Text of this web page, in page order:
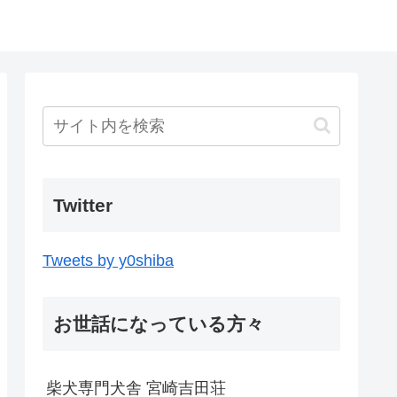
Twitter
Tweets by y0shiba
お世話になっている方々
柴犬専門犬舎 宮崎吉田荘